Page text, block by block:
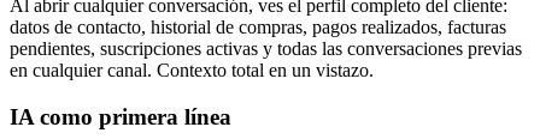
Al abrir cualquier conversación, ves el perfil completo del cliente:
datos de contacto, historial de compras, pagos realizados, facturas
pendientes, suscripciones activas y todas las conversaciones previas
en cualquier canal. Contexto total en un vistazo.
IA como primera línea